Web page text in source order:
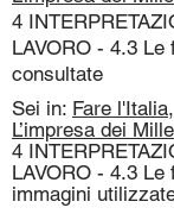
4
LAVORO - 4.3 Le
consultate
Sei in: Fare
L’impresa dei Mille
4
LAVORO - 4.3 Le
immagini